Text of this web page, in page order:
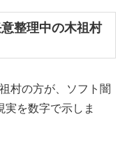
整理中の木祖村
村の方が、ソフト闇
を数字で示しま